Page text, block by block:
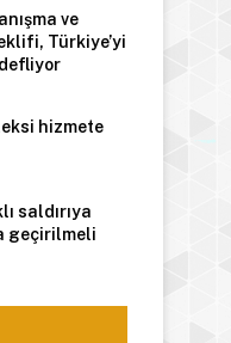
73
ve
Türkiye’yi
hizmete
saldırıya
geçirilmeli